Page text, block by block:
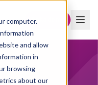
computer.
and allow
in
browsing
about our
Boka demo